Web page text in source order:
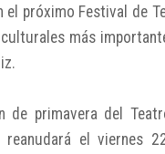
el próximo Festival de
más
de primavera del
reanudará el viernes